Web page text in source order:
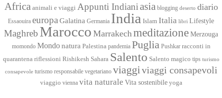
Africa animali e viaggi Appunti Indianiasia blogging deserto diario
Essaouira europaGalatina Germania India Islam Italia libri Lifestyle
Maghreb Marocco MarrakechmeditazioneMerzouga
momondo Mondo natura Palestina pandemia Puglia Pushkar racconti in
quarantena riflessioni Rishikesh Sahara Salento Salento magico tips turismo
consapevole turismo responsabile vegetariano viaggiviaggi consapevoli
viaggio vienna vita naturale Vita sostenibile yoga